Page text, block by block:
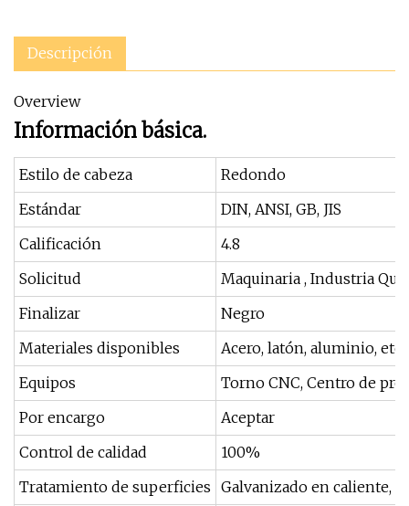
Descripción
Overview
Información básica.
Estilo de cabeza
Redondo
Estándar
DIN, ANSI, GB, JIS
Calificación
4.8
Solicitud
Maquinaria , Industria
Finalizar
Negro
Materiales disponibles
Acero, latón, aluminio, etc.
Equipos
Torno CNC, Centro de
Por encargo
Aceptar
Control de calidad
100%
Tratamiento de superficies Galvanizado en caliente,